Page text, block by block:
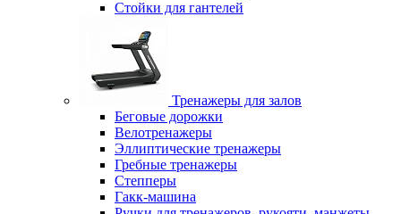
Стойки для гантелей
Тренажеры для залов
Беговые дорожки
Велотренажеры
Эллиптические тренажеры
Гребные тренажеры
Степперы
Гакк-машина